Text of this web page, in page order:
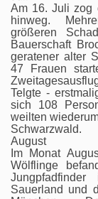
Am 16. Juli zog
hinweg.
größeren
Bauerschaft
geratener alter
47 Frauen
Telgte -
sich 108
weilten
Schwarzwald.
August
Im Monat
Wölflinge
Sauerland und